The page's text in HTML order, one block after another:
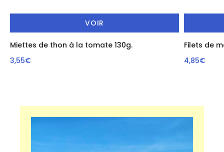
VOIR
Miettes de thon à la tomate 130g.
3,55€
Filets de
4,85€